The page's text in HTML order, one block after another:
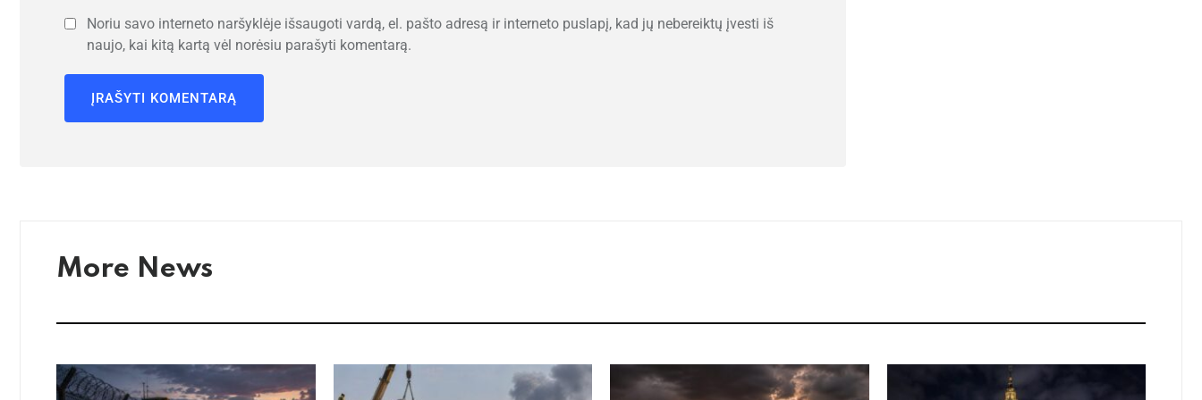
Noriu savo interneto naršyklėje išsaugoti vardą, el. pašto adresą ir interneto puslapį, kad jų nebereiktų įvesti iš
naujo, kai kitą kartą vėl norėsiu parašyti komentarą.
More News